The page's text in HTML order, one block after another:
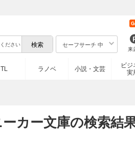
セーフサーチ 中
来
TL ラノベ 小説・文芸
ビジ
実
カー文庫の検索結